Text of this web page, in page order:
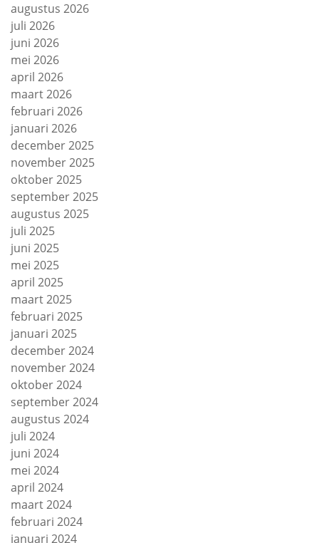
augustus 2026
juli 2026
juni 2026
mei 2026
april 2026
maart 2026
februari 2026
januari 2026
december 2025
november 2025
oktober 2025
september 2025
augustus 2025
juli 2025
juni 2025
mei 2025
april 2025
maart 2025
februari 2025
januari 2025
december 2024
november 2024
oktober 2024
september 2024
augustus 2024
juli 2024
juni 2024
mei 2024
april 2024
maart 2024
februari 2024
januari 2024